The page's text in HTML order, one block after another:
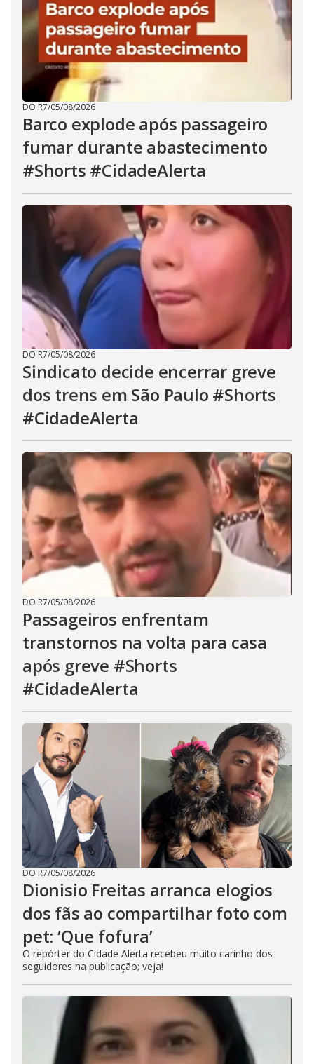
DO R7/05/08/2026
Barco explode após passageiro
fumar durante abastecimento
#Shorts #CidadeAlerta
DO R7/05/08/2026
Sindicato decide encerrar greve
dos trens em São Paulo #Shorts
#CidadeAlerta
DO R7/05/08/2026
Passageiros enfrentam
transtornos na volta para casa
após greve #Shorts
#CidadeAlerta
DO R7/05/08/2026
Dionisio Freitas arranca elogios
dos fãs ao compartilhar foto com
pet: ‘Que fofura’
O repórter do Cidade Alerta recebeu muito carinho dos
seguidores na publicação; veja!